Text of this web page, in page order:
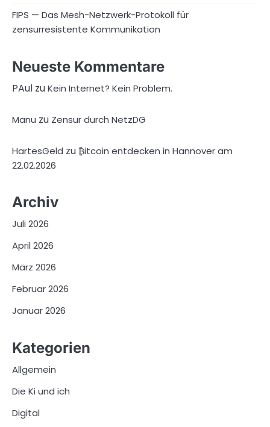
FIPS — Das Mesh-Netzwerk-Protokoll für
zensurresistente Kommunikation
Neueste Kommentare
PAul zuKein Internet? Kein Problem.
Manu zu Zensur durch NetzDG
HartesGeld zu ₿itcoin entdecken in Hannover am
22.02.2026
Archiv
Juli 2026
April 2026
März 2026
Februar 2026
Januar 2026
Kategorien
Allgemein
Die Ki und ich
Digital